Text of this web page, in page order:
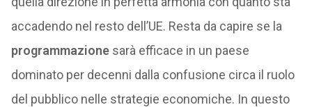
accadendo nel resto dell’UE. Resta da capire se la
programmazionesarà efficace in un paese
dominato per decenni dalla confusione circa il ruolo
del pubblico nelle strategie economiche. In questo